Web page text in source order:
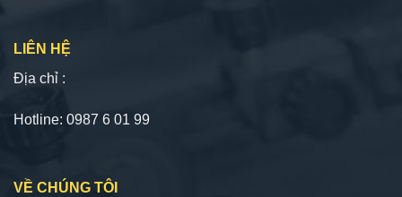
LIÊN HỆ
Địa chỉ :
Hotline: 0987 6 01 99
VỀ CHÚNG TÔI